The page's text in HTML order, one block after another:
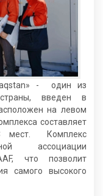
- один из
введен в
на левом
составляет
мест. Комплекс
ассоциации
что позволит
самого высокого